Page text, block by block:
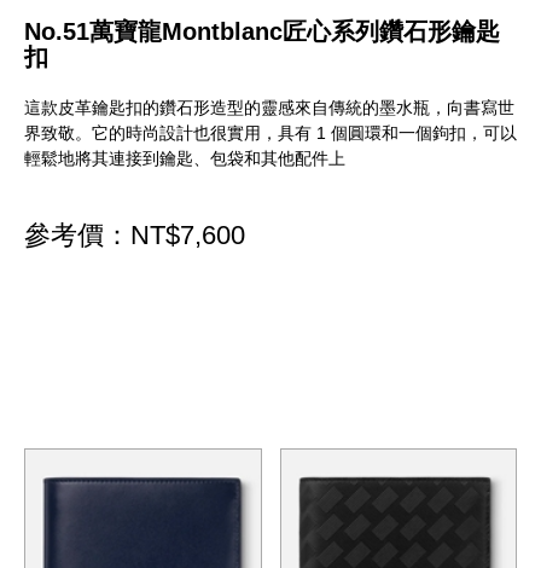
No.51萬寶龍Montblanc匠心系列鑽石形鑰匙
扣
這款皮革鑰匙扣的鑽石形造型的靈感來自傳統的墨水瓶，向書寫世
界致敬。它的時尚設計也很實用，具有 1 個圓環和一個鉤扣，可以
輕鬆地將其連接到鑰匙、包袋和其他配件上
參考價：NT$7,600